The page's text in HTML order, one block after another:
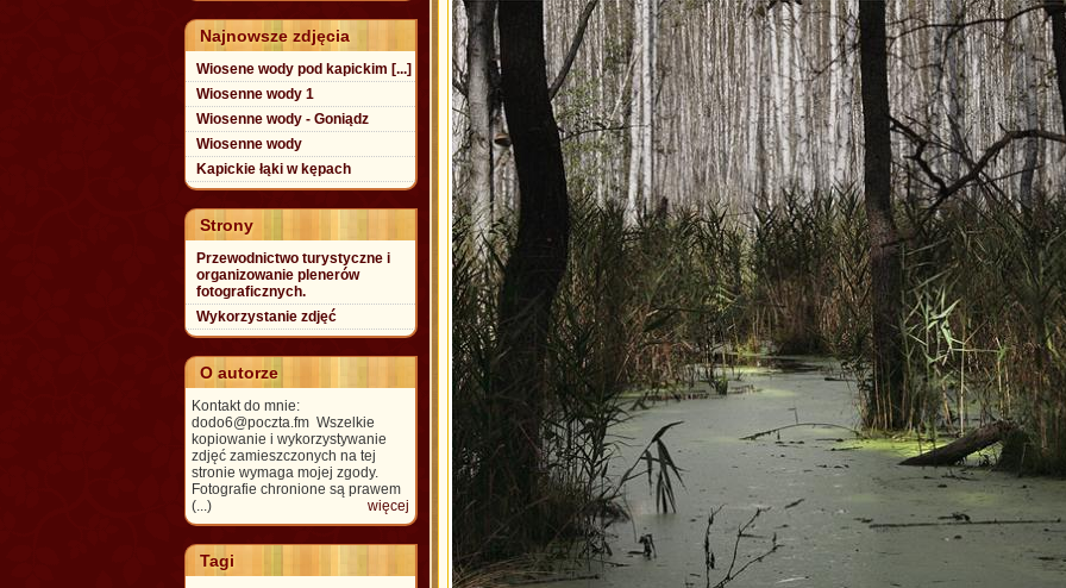
Najnowsze zdjęcia
Wiosene wody pod kapickim [...]
Wiosenne wody 1
Wiosenne wody - Goniądz
Wiosenne wody
Kapickie łąki w kępach
Strony
Przewodnictwo turystyczne i
organizowanie plenerów
fotograficznych.
Wykorzystanie zdjęć
O autorze
Kontakt do mnie:
dodo6@poczta.fm Wszelkie
kopiowanie i wykorzystywanie
zdjęć zamieszczonych na tej
stronie wymaga mojej zgody.
Fotografie chronione są prawem
(...)
więcej
Tagi